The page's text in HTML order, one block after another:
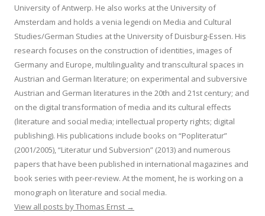
University of Antwerp. He also works at the University of
Amsterdam and holds a venia legendi on Media and Cultural
Studies/German Studies at the University of Duisburg-Essen. His
research focuses on the construction of identities, images of
Germany and Europe, multilinguality and transcultural spaces in
Austrian and German literature; on experimental and subversive
Austrian and German literatures in the 20th and 21st century; and
on the digital transformation of media and its cultural effects
(literature and social media; intellectual property rights; digital
publishing). His publications include books on “Popliteratur”
(2001/2005), “Literatur und Subversion” (2013) and numerous
papers that have been published in international magazines and
book series with peer-review. At the moment, he is working on a
monograph on literature and social media.
View all posts by Thomas Ernst →